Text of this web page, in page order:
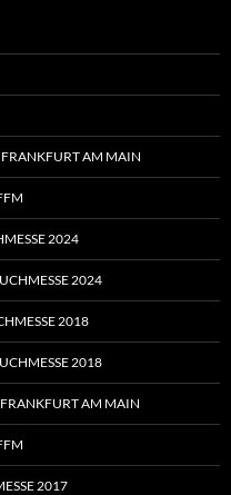
AM MAIN
2024
2024
2018
2018
AM MAIN
2017